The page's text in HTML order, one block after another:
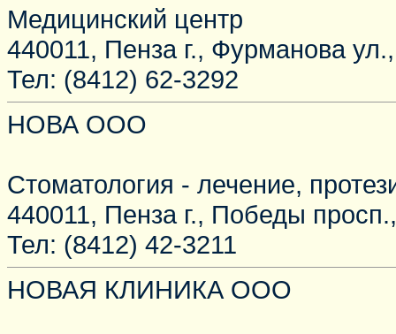
Медицинский центр
440011, Пенза г., Фурманова
Тел: (8412) 62-3292
НОВА ООО
Стоматология - лечение,
440011, Пенза г., Победы
Тел: (8412) 42-3211
НОВАЯ КЛИНИКА ООО